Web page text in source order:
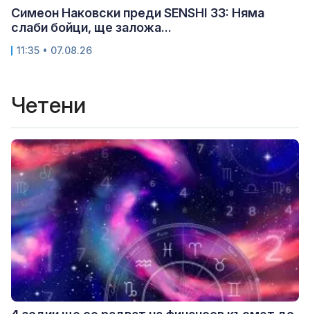
Симеон Наковски преди SENSHI 33: Няма
слаби бойци, ще заложа...
11:35 • 07.08.26
Четени